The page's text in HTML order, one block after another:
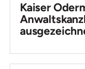
Kaiser